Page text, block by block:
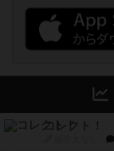
コレクト！